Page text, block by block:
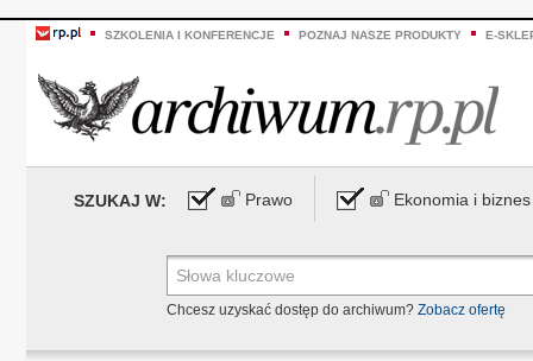
SZKOLENIA I KONFERENCJE POZNAJ NASZE PRODUKTY E-
SZUKAJ W: Prawo Ekonomia i biznes
Chcesz uzyskać dostęp do archiwum? Zobacz ofertę